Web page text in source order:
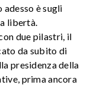
è sugli
libertà.
due pilastri, il
da subito di
presidenza della
prima ancora